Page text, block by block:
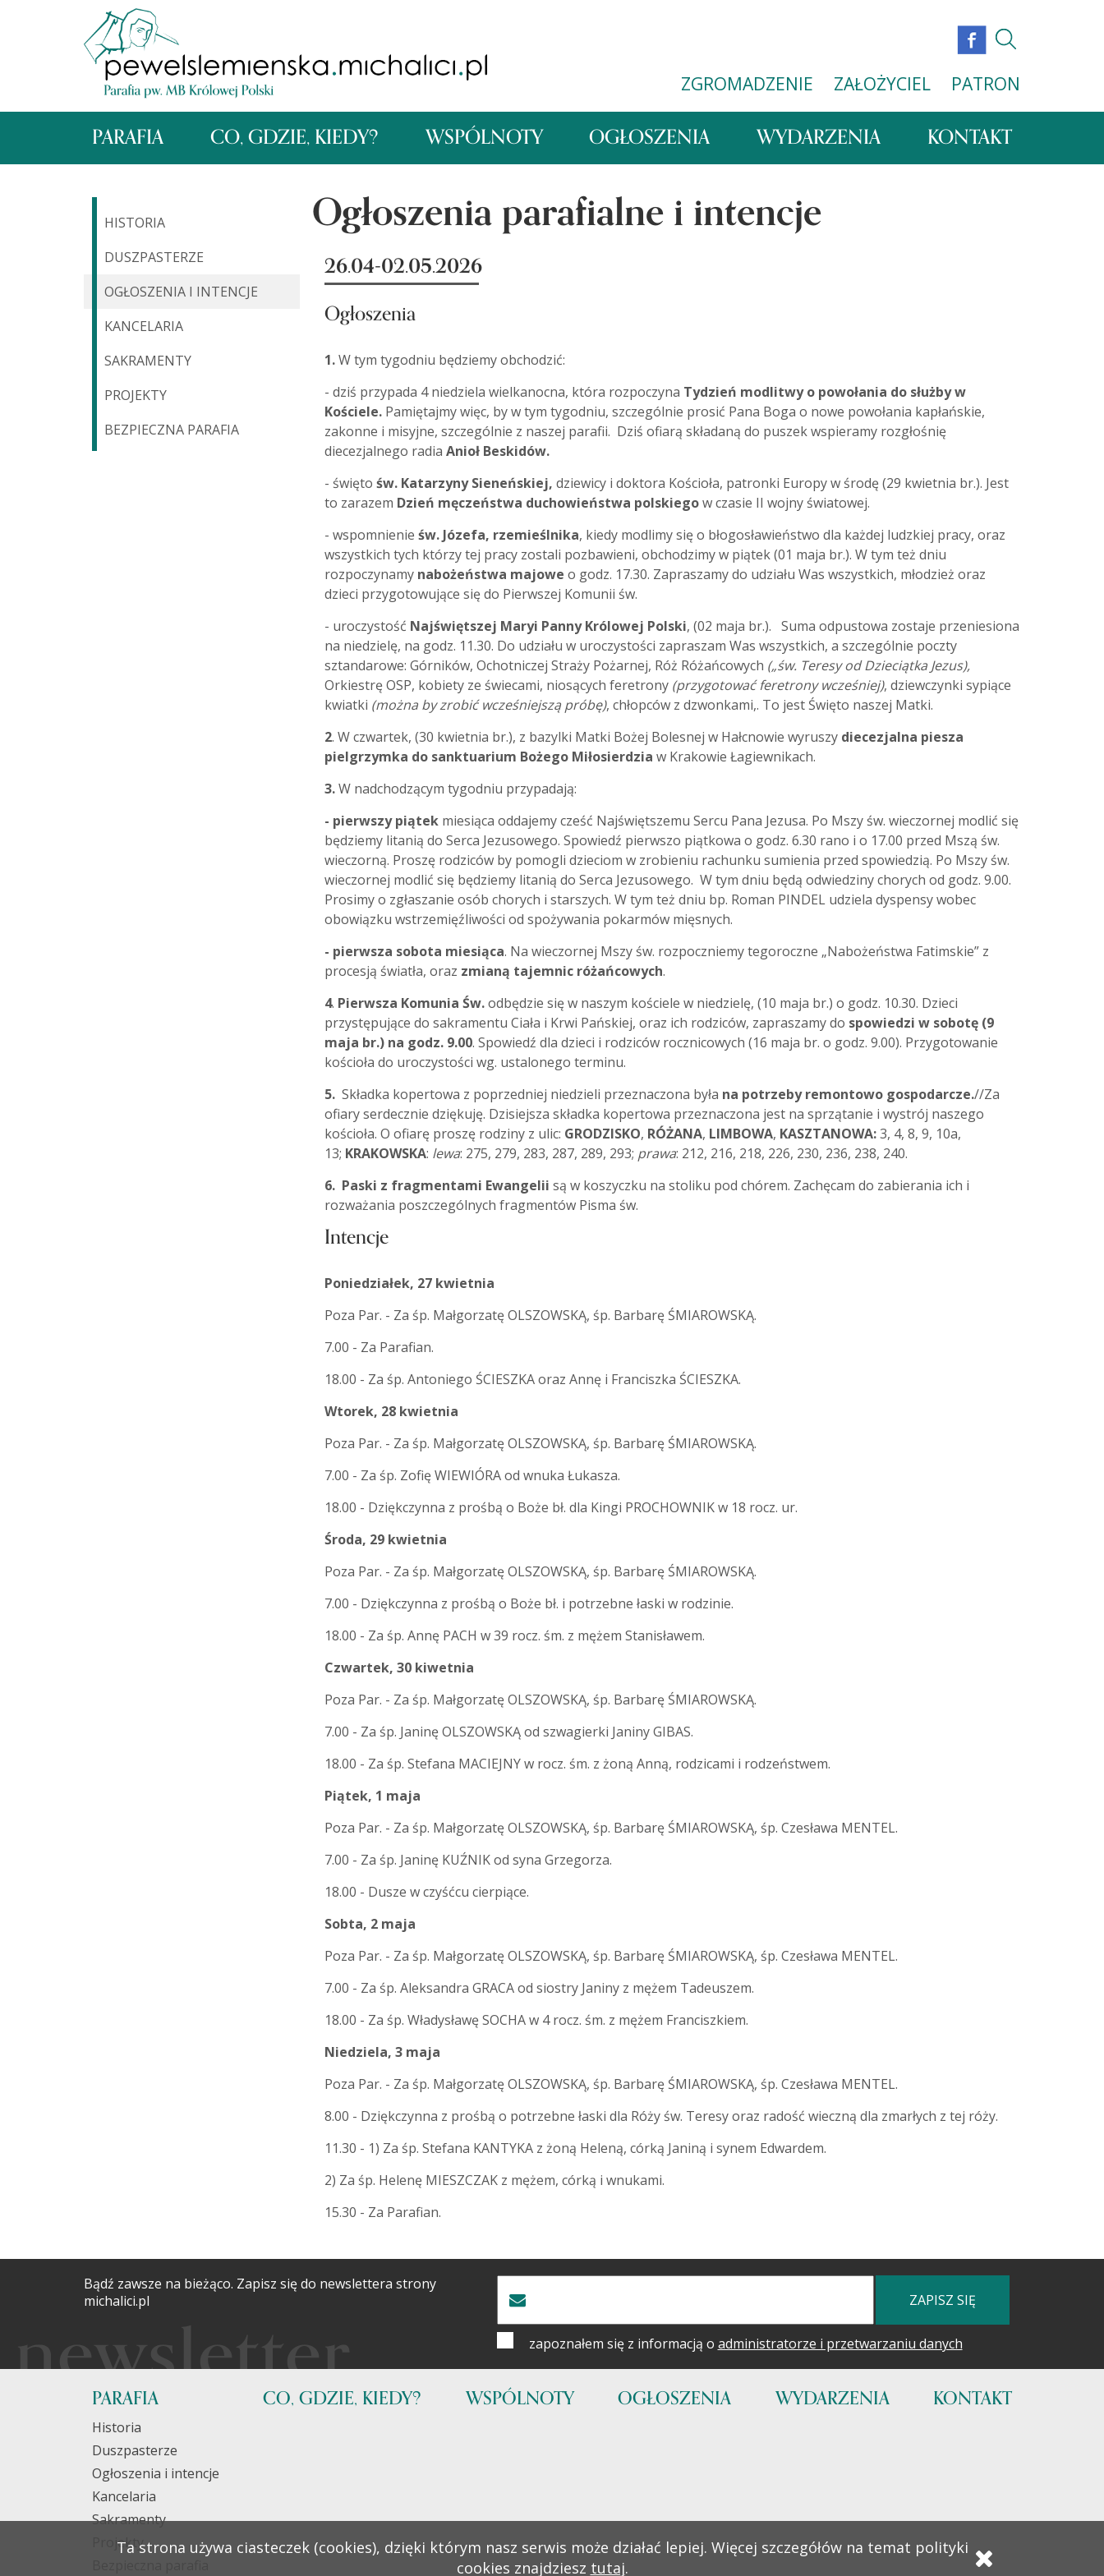
ZGROMADZENIE ZAŁOŻYCIEL PATRON
PARAFIA CO, GDZIE, KIEDY? WSPÓLNOTY OGŁOSZENIA WYDARZENIA KONTAKT
HISTORIA
DUSZPASTERZE
OGŁOSZENIA I INTENCJE
KANCELARIA
SAKRAMENTY
PROJEKTY
BEZPIECZNA PARAFIA
Ogłoszenia parafialne i intencje
26.04-02.05.2026
Ogłoszenia
1. W tym tygodniu będziemy obchodzić:
- dziś przypada 4 niedziela wielkanocna, która rozpoczyna Tydzień modlitwy o powołania do służby w
Kościele. Pamiętajmy więc, by w tym tygodniu, szczególnie prosić Pana Boga o nowe powołania kapłańskie,
zakonne i misyjne, szczególnie z naszej parafii. Dziś ofiarą składaną do puszek wspieramy rozgłośnię
diecezjalnego radia Anioł Beskidów.
- święto św. Katarzyny Sieneńskiej, dziewicy i doktora Kościoła, patronki Europy w środę (29 kwietnia br.). Jest
to zarazem Dzień męczeństwa duchowieństwa polskiegow czasie II wojny światowej.
- wspomnienie św. Józefa, rzemieślnika, kiedy modlimy się o błogosławieństwo dla każdej ludzkiej pracy, oraz
wszystkich tych którzy tej pracy zostali pozbawieni, obchodzimy w piątek (01 maja br.). W tym też dniu
rozpoczynamy nabożeństwa majowe o godz. 17.30. Zapraszamy do udziału Was wszystkich, młodzież oraz
dzieci przygotowujące się do Pierwszej Komunii św.
- uroczystość Najświętszej Maryi Panny Królowej Polski, (02 maja br.). Suma odpustowa zostaje przeniesiona
na niedzielę, na godz. 11.30. Do udziału w uroczystości zapraszam Was wszystkich, a szczególnie poczty
sztandarowe: Górników, Ochotniczej Straży Pożarnej, Róż Różańcowych („św. Teresy od Dzieciątka Jezus),
Orkiestrę OSP, kobiety ze świecami, niosących feretrony (przygotować feretrony wcześniej), dziewczynki sypiące
kwiatki (można by zrobić wcześniejszą próbę), chłopców z dzwonkami,. To jest Święto naszej Matki.
2. W czwartek, (30 kwietnia br.), z bazylki Matki Bożej Bolesnej w Hałcnowie wyruszy diecezjalna piesza
pielgrzymka do sanktuarium Bożego Miłosierdzia w Krakowie Łagiewnikach.
3.W nadchodzącym tygodniu przypadają:
- pierwszy piątekmiesiąca oddajemy cześć Najświętszemu Sercu Pana Jezusa. Po Mszy św. wieczornej modlić się
będziemy litanią do Serca Jezusowego. Spowiedź pierwszo piątkowa o godz. 6.30 rano i o 17.00 przed Mszą św.
wieczorną. Proszę rodziców by pomogli dzieciom w zrobieniu rachunku sumienia przed spowiedzią. Po Mszy św.
wieczornej modlić się będziemy litanią do Serca Jezusowego. W tym dniu będą odwiedziny chorych od godz. 9.00.
Prosimy o zgłaszanie osób chorych i starszych. W tym też dniu bp. Roman PINDEL udziela dyspensy wobec
obowiązku wstrzemięźliwości od spożywania pokarmów mięsnych.
- pierwsza sobota miesiąca. Na wieczornej Mszy św. rozpoczniemy tegoroczne „Nabożeństwa Fatimskie” z
procesją światła, oraz zmianą tajemnic różańcowych.
4. Pierwsza Komunia Św.odbędzie się w naszym kościele w niedzielę, (10 maja br.) o godz. 10.30. Dzieci
przystępujące do sakramentu Ciała i Krwi Pańskiej, oraz ich rodziców, zapraszamy do spowiedzi w sobotę (9
maja br.) na godz. 9.00. Spowiedź dla dzieci i rodziców rocznicowych (16 maja br. o godz. 9.00). Przygotowanie
kościoła do uroczystości wg. ustalonego terminu.
5. Składka kopertowa z poprzedniej niedzieli przeznaczona była na potrzeby remontowo gospodarcze.//Za
ofiary serdecznie dziękuję. Dzisiejsza składka kopertowa przeznaczona jest na sprzątanie i wystrój naszego
kościoła. O ofiarę proszę rodziny z ulic: GRODZISKO, RÓŻANA, LIMBOWA, KASZTANOWA:3, 4, 8, 9, 10a,
13; KRAKOWSKA: lewa: 275, 279, 283, 287, 289, 293; prawa: 212, 216, 218, 226, 230, 236, 238, 240.
6. Paski z fragmentami Ewangelii są w koszyczku na stoliku pod chórem. Zachęcam do zabierania ich i
rozważania poszczególnych fragmentów Pisma św.
Intencje
Poniedziałek, 27 kwietnia
Poza Par. - Za śp. Małgorzatę OLSZOWSKĄ, śp. Barbarę ŚMIAROWSKĄ.
7.00 - Za Parafian.
18.00 - Za śp. Antoniego ŚCIESZKA oraz Annę i Franciszka ŚCIESZKA.
Wtorek, 28 kwietnia
Poza Par. - Za śp. Małgorzatę OLSZOWSKĄ, śp. Barbarę ŚMIAROWSKĄ.
7.00 - Za śp. Zofię WIEWIÓRA od wnuka Łukasza.
18.00 - Dziękczynna z prośbą o Boże bł. dla Kingi PROCHOWNIK w 18 rocz. ur.
Środa, 29 kwietnia
Poza Par. - Za śp. Małgorzatę OLSZOWSKĄ, śp. Barbarę ŚMIAROWSKĄ.
7.00 - Dziękczynna z prośbą o Boże bł. i potrzebne łaski w rodzinie.
18.00 - Za śp. Annę PACH w 39 rocz. śm. z mężem Stanisławem.
Czwartek, 30 kiwetnia
Poza Par. - Za śp. Małgorzatę OLSZOWSKĄ, śp. Barbarę ŚMIAROWSKĄ.
7.00 - Za śp. Janinę OLSZOWSKĄ od szwagierki Janiny GIBAS.
18.00 - Za śp. Stefana MACIEJNY w rocz. śm. z żoną Anną, rodzicami i rodzeństwem.
Piątek, 1 maja
Poza Par. - Za śp. Małgorzatę OLSZOWSKĄ, śp. Barbarę ŚMIAROWSKĄ, śp. Czesława MENTEL.
7.00 - Za śp. Janinę KUŹNIK od syna Grzegorza.
18.00 - Dusze w czyśćcu cierpiące.
Sobta, 2 maja
Poza Par. - Za śp. Małgorzatę OLSZOWSKĄ, śp. Barbarę ŚMIAROWSKĄ, śp. Czesława MENTEL.
7.00 - Za śp. Aleksandra GRACA od siostry Janiny z mężem Tadeuszem.
18.00 - Za śp. Władysławę SOCHA w 4 rocz. śm. z mężem Franciszkiem.
Niedziela, 3 maja
Poza Par. - Za śp. Małgorzatę OLSZOWSKĄ, śp. Barbarę ŚMIAROWSKĄ, śp. Czesława MENTEL.
8.00 - Dziękczynna z prośbą o potrzebne łaski dla Róży św. Teresy oraz radość wieczną dla zmarłych z tej róży.
11.30 - 1) Za śp. Stefana KANTYKA z żoną Heleną, córką Janiną i synem Edwardem.
2) Za śp. Helenę MIESZCZAK z mężem, córką i wnukami.
15.30 - Za Parafian.
Bądź zawsze na bieżąco. Zapisz się do newslettera strony
michalici.pl
ZAPISZ SIĘ
zapoznałem się z informacją o administratorze i przetwarzaniu danych
PARAFIA
Historia
Duszpasterze
Ogłoszenia i intencje
Kancelaria
Sakramenty
Projekty
CO, GDZIE, KIEDY? WSPÓLNOTY OGŁOSZENIA WYDARZENIA KONTAKT
Ta strona używa ciasteczek (cookies), dzięki którym nasz serwis może działać lepiej. Więcej szczegółów na temat polityki
cookies znajdziesz tutaj.